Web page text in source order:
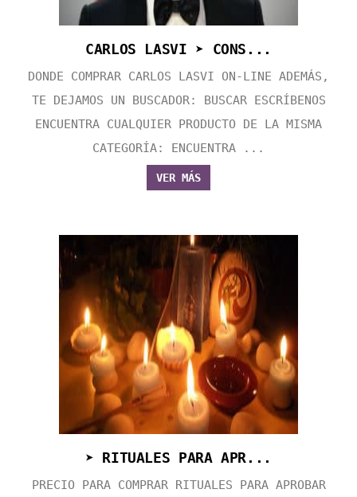
CARLOS LASVI ➤ CONS...
DONDE COMPRAR CARLOS LASVI ON-LINE ADEMÁS,
TE DEJAMOS UN BUSCADOR: BUSCAR ESCRÍBENOS
ENCUENTRA CUALQUIER PRODUCTO DE LA MISMA
CATEGORÍA: ENCUENTRA ...
VER MÁS
➤ RITUALES PARA APR...
PRECIO PARA COMPRAR RITUALES PARA APROBAR